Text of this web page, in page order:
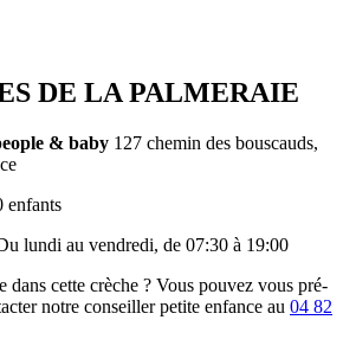
DE LA PALMERAIE
& baby 127 chemin des bouscauds,
enfants
lundi au vendredi, de 07:30 à 19:00
dans cette crèche ? Vous pouvez vous pré-
notre conseiller petite enfance au 04 82